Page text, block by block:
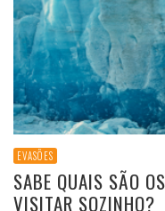
EVASÕES
SABE QUAIS SÃO
VISITAR SOZINHO?